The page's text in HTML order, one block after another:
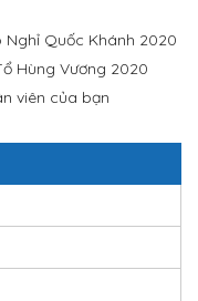
Quốc Khánh 2020
Hùng Vương 2020
viên của bạn